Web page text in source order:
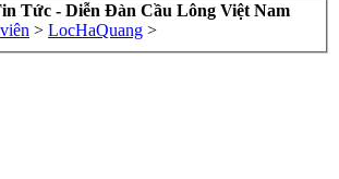
Tức - Diễn Đàn Cầu Lông Việt Nam
> LocHaQuang >